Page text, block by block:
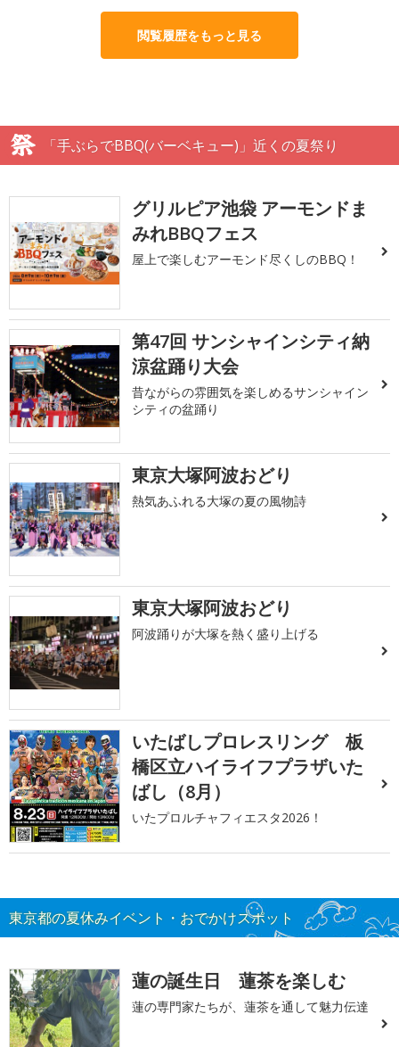
閲覧履歴をもっと見る
「手ぶらでBBQ(バーベキュー)」近くの夏祭り
グリルピア池袋 アーモンドま
みれBBQフェス
屋上で楽しむアーモンド尽くしのBBQ！
第47回 サンシャインシティ納
涼盆踊り大会
昔ながらの雰囲気を楽しめるサンシャイン
シティの盆踊り
東京大塚阿波おどり
熱気あふれる大塚の夏の風物詩
東京大塚阿波おどり
阿波踊りが大塚を熱く盛り上げる
いたばしプロレスリング 板
橋区立ハイライフプラザいた
ばし（8月）
いたプロルチャフィエスタ2026！
東京都の夏休みイベント・おでかけスポット
蓮の誕生日 蓮茶を楽しむ
蓮の専門家たちが、蓮茶を通して魅力伝達